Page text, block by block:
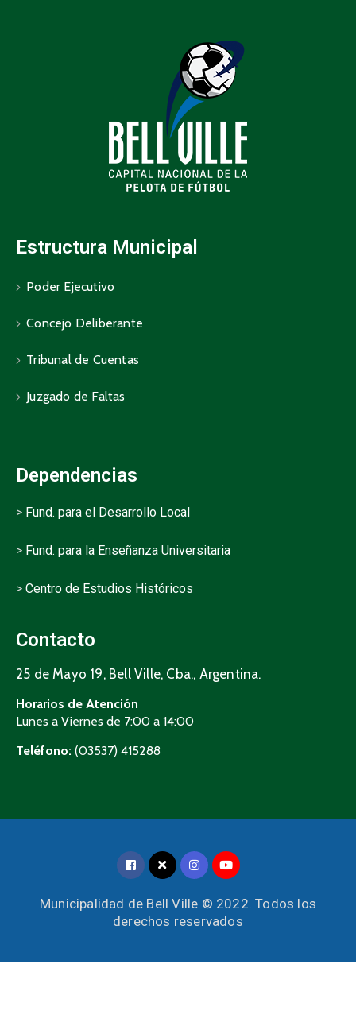
Estructura Municipal
Poder Ejecutivo
Concejo Deliberante
Tribunal de Cuentas
Juzgado de Faltas
Dependencias
> Fund. para el Desarrollo Local
> Fund. para la Enseñanza Universitaria
> Centro de Estudios Históricos
Contacto
25 de Mayo 19, Bell Ville, Cba., Argentina.
Horarios de Atención
Lunes a Viernes de 7:00 a 14:00
Teléfono: (03537) 415288
Municipalidad de Bell Ville © 2022. Todos los
derechos reservados